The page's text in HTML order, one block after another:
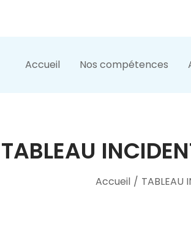
Accueil Nos compétences
TABLEAU
Accueil / TABLEAU